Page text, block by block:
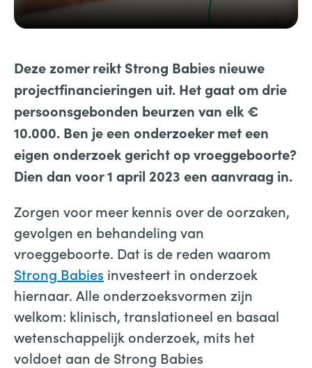
Deze zomer reikt Strong Babies nieuwe
projectfinancieringen uit. Het gaat om drie
persoonsgebonden beurzen van elk €
10.000. Ben je een onderzoeker met een
eigen onderzoek gericht op vroeggeboorte?
Dien dan voor 1 april 2023 een aanvraag in.
Zorgen voor meer kennis over de oorzaken,
gevolgen en behandeling van
vroeggeboorte. Dat is de reden waarom
Strong Babies investeert in onderzoek
hiernaar. Alle onderzoeksvormen zijn
welkom: klinisch, translationeel en basaal
wetenschappelijk onderzoek, mits het
voldoet aan de Strong Babies